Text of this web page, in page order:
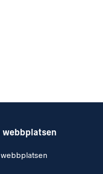
webbplatsen
webbplatsen